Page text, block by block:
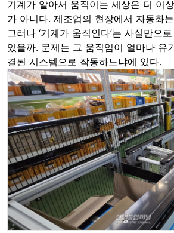
기계가 알아서 움직이는 세상은 더 이
가 아니다. 제조업의 현장에서 자동화
그러나 ‘기계가 움직인다’는 사실만으
있을까. 문제는 그 움직임이 얼마나 유
결된 시스템으로 작동하느냐에 있다.